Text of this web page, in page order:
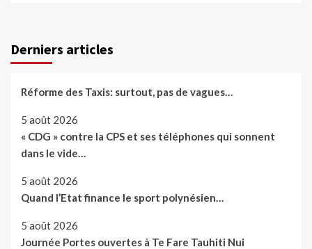
Derniers articles
Réforme des Taxis: surtout, pas de vagues…
5 août 2026
« CDG » contre la CPS et ses téléphones qui sonnent
dans le vide…
5 août 2026
Quand l’Etat finance le sport polynésien…
5 août 2026
Journée Portes ouvertes à Te Fare Tauhiti Nui